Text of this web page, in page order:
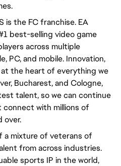
is the FC franchise. EA
best-selling video game
across multiple
PC, and mobile. Innovation,
at the heart of everything we
Bucharest, and Cologne,
talent, so we can continue
with millions of
over.
a mixture of veterans of
from across industries.
sports IP in the world,